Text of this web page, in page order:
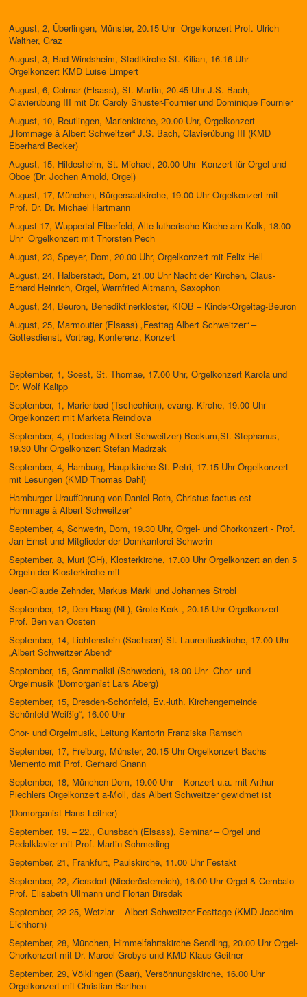
August, 2, Überlingen, Münster, 20.15 Uhr Orgelkonzert Prof. Ulrich
Walther, Graz
August, 3, Bad Windsheim, Stadtkirche St. Kilian, 16.16 Uhr
Orgelkonzert KMD Luise Limpert
August, 6, Colmar (Elsass), St. Martin, 20.45 Uhr J.S. Bach,
Clavierübung III mit Dr. Caroly Shuster-Fournier und Dominique Fournier
August, 10, Reutlingen, Marienkirche, 20.00 Uhr, Orgelkonzert
„Hommage à Albert Schweitzer“ J.S. Bach, Clavierübung III (KMD
Eberhard Becker)
August, 15, Hildesheim, St. Michael, 20.00 Uhr Konzert für Orgel und
Oboe (Dr. Jochen Arnold, Orgel)
August, 17, München, Bürgersaalkirche, 19.00 Uhr Orgelkonzert mit
Prof. Dr. Dr. Michael Hartmann
August 17, Wuppertal-Elberfeld, Alte lutherische Kirche am Kolk, 18.00
Uhr Orgelkonzert mit Thorsten Pech
August, 23, Speyer, Dom, 20.00 Uhr, Orgelkonzert mit Felix Hell
August, 24, Halberstadt, Dom, 21.00 Uhr Nacht der Kirchen, Claus-
Erhard Heinrich, Orgel, Warnfried Altmann, Saxophon
August, 24, Beuron, Benediktinerkloster, KIOB – Kinder-Orgeltag-Beuron
August, 25, Marmoutier (Elsass) „Festtag Albert Schweitzer“ –
Gottesdienst, Vortrag, Konferenz, Konzert
September, 1, Soest, St. Thomae, 17.00 Uhr, Orgelkonzert Karola und
Dr. Wolf Kalipp
September, 1, Marienbad (Tschechien), evang. Kirche, 19.00 Uhr
Orgelkonzert mit Marketa Reindlova
September, 4, (Todestag Albert Schweitzer) Beckum,St. Stephanus,
19.30 Uhr Orgelkonzert Stefan Madrzak
September, 4, Hamburg, Hauptkirche St. Petri, 17.15 Uhr Orgelkonzert
mit Lesungen (KMD Thomas Dahl)
Hamburger Uraufführung von Daniel Roth, Christus factus est –
Hommage à Albert Schweitzer“
September, 4, Schwerin, Dom, 19.30 Uhr, Orgel- und Chorkonzert - Prof.
Jan Ernst und Mitglieder der Domkantorei Schwerin
September, 8, Muri (CH), Klosterkirche, 17.00 Uhr Orgelkonzert an den 5
Orgeln der Klosterkirche mit
Jean-Claude Zehnder, Markus Märkl und Johannes Strobl
September, 12, Den Haag (NL), Grote Kerk , 20.15 Uhr Orgelkonzert
Prof. Ben van Oosten
September, 14, Lichtenstein (Sachsen) St. Laurentiuskirche, 17.00 Uhr
„Albert Schweitzer Abend“
September, 15, Gammalkil (Schweden), 18.00 Uhr Chor- und
Orgelmusik (Domorganist Lars Aberg)
September, 15, Dresden-Schönfeld, Ev.-luth. Kirchengemeinde
Schönfeld-Weißig“, 16.00 Uhr
Chor- und Orgelmusik, Leitung Kantorin Franziska Ramsch
September, 17, Freiburg, Münster, 20.15 Uhr Orgelkonzert Bachs
Memento mit Prof. Gerhard Gnann
September, 18, München Dom, 19.00 Uhr – Konzert u.a. mit Arthur
Piechlers Orgelkonzert a-Moll, das Albert Schweitzer gewidmet ist
(Domorganist Hans Leitner)
September, 19. – 22., Gunsbach (Elsass), Seminar – Orgel und
Pedalklavier mit Prof. Martin Schmeding
September, 21, Frankfurt, Paulskirche, 11.00 Uhr Festakt
September, 22, Ziersdorf (Niederösterreich), 16.00 Uhr Orgel & Cembalo
Prof. Elisabeth Ullmann und Florian Birsdak
September, 22-25, Wetzlar – Albert-Schweitzer-Festtage (KMD Joachim
Eichhorn)
September, 28, München, Himmelfahrtskirche Sendling, 20.00 Uhr Orgel-
Chorkonzert mit Dr. Marcel Grobys und KMD Klaus Geitner
September, 29, Völklingen (Saar), Versöhnungskirche, 16.00 Uhr
Orgelkonzert mit Christian Barthen